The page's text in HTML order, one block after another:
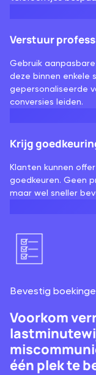
Verstuur
Gebruik
deze binnen enkele
gepersonaliseerde
conversies leiden.
Krijg
Klanten kunnen
goedkeuren. Geen
maar wel sneller
Bevestig
Voorkom
één plek te